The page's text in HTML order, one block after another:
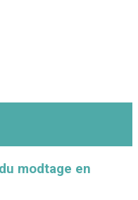
modtage en